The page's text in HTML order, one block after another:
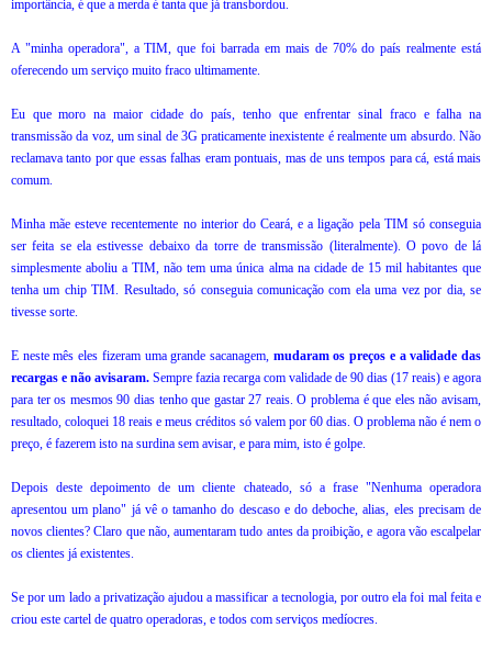
importância, é que a merda é tanta que já transbordou.
A "minha operadora", a TIM, que foi barrada em mais de 70% do país realmente está
oferecendo um serviço muito fraco ultimamente.
Eu que moro na maior cidade do país, tenho que enfrentar sinal fraco e falha na
transmissão da voz, um sinal de 3G praticamente inexistente é realmente um absurdo. Não
reclamava tanto por que essas falhas eram pontuais, mas de uns tempos para cá, está mais
comum.
Minha mãe esteve recentemente no interior do Ceará, e a ligação pela TIM só conseguia
ser feita se ela estivesse debaixo da torre de transmissão (literalmente). O povo de lá
simplesmente aboliu a TIM, não tem uma única alma na cidade de 15 mil habitantes que
tenha um chip TIM. Resultado, só conseguia comunicação com ela uma vez por dia, se
tivesse sorte.
E neste mês eles fizeram uma grande sacanagem, mudaram os preços e a validade das
recargas e não avisaram. Sempre fazia recarga com validade de 90 dias (17 reais) e agora
para ter os mesmos 90 dias tenho que gastar 27 reais. O problema é que eles não avisam,
resultado, coloquei 18 reais e meus créditos só valem por 60 dias. O problema não é nem o
preço, é fazerem isto na surdina sem avisar, e para mim, isto é golpe.
Depois deste depoimento de um cliente chateado, só a frase "Nenhuma operadora
apresentou um plano" já vê o tamanho do descaso e do deboche, alias, eles precisam de
novos clientes? Claro que não, aumentaram tudo antes da proibição, e agora vão escalpelar
os clientes já existentes.
Se por um lado a privatização ajudou a massificar a tecnologia, por outro ela foi mal feita e
criou este cartel de quatro operadoras, e todos com serviços medíocres.